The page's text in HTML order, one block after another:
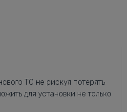
ТО не рискуя потерять
для установки не только